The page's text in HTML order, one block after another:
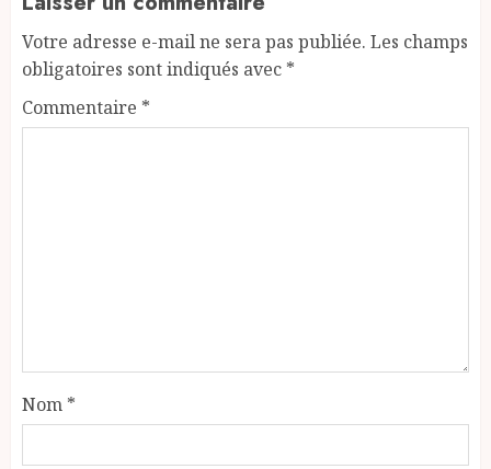
Votre adresse e-mail ne sera pas publiée. Les champs
obligatoires sont indiqués avec *
Commentaire *
Nom *